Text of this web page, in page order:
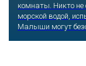
комнаты. Никто не
морской водой,
Малыши могут